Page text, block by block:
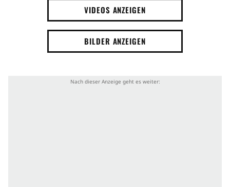
VIDEOS ANZEIGEN
BILDER ANZEIGEN